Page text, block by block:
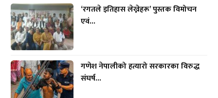
‘रगतले इतिहास लेख्नेहरू’ पुस्तक विमोचन
एवं...
गणेश नेपालीको हत्यारो सरकारका विरुद्ध
संघर्ष...